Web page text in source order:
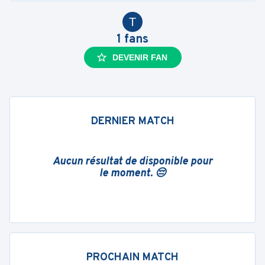
T
1 fans
DEVENIR FAN
DERNIER MATCH
Aucun résultat de disponible pour
le moment. 😔
PROCHAIN MATCH